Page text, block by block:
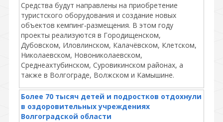
Средства будут направлены на приобретение
туристского оборудования и создание новых
объектов кемпинг‑размещения. В этом году
проекты реализуются в Городищенском,
Дубовском, Иловлинском, Калачёвском, Клетском,
Николаевском, Новониколаевском,
Среднеахтубинском, Суровикинском районах, а
также в Волгограде, Волжском и Камышине.
Более 70 тысяч детей и подростков отдохнули
в оздоровительных учреждениях
Волгоградской области